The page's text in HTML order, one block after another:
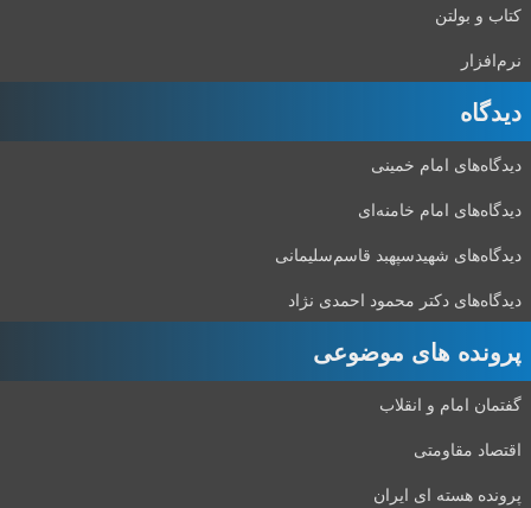
کتاب و بولتن
نرم‌افزار
دیدگاه‌
دیدگاه‌های امام خمینی
دیدگاه‌های امام خامنه‌ای
دیدگاه‌های شهید‌سپهبد قاسم‌سلیمانی
دیدگاه‌های دکتر محمود احمدی نژاد
پرونده های موضوعی
گفتمان امام و انقلاب
اقتصاد مقاومتی
پرونده هسته ای ایران